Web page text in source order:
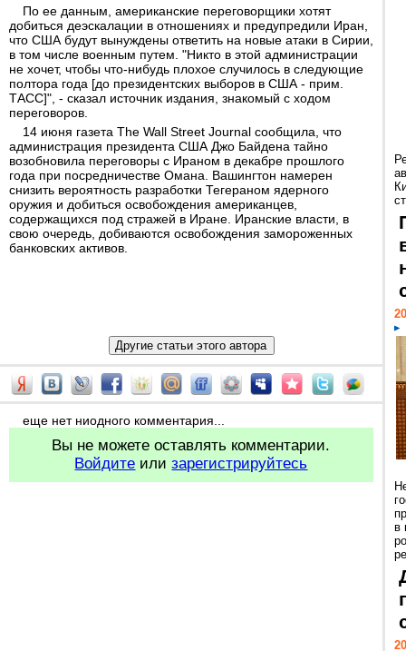
По ее данным, американские переговорщики хотят
добиться деэскалации в отношениях и предупредили Иран,
что США будут вынуждены ответить на новые атаки в Сирии,
в том числе военным путем. "Никто в этой администрации
не хочет, чтобы что-нибудь плохое случилось в следующие
полтора года [до президентских выборов в США - прим.
ТАСС]", - сказал источник издания, знакомый с ходом
переговоров.
14 июня газета The Wall Street Journal сообщила, что
администрация президента США Джо Байдена тайно
возобновила переговоры с Ираном в декабре прошлого
года при посредничестве Омана. Вашингтон намерен
снизить вероятность разработки Тегераном ядерного
оружия и добиться освобождения американцев,
содержащихся под стражей в Иране. Иранские власти, в
свою очередь, добиваются освобождения замороженных
банковских активов.
еще нет ниодного комментария...
Вы не можете оставлять комментарии.
Войдите илизарегистрируйтесь
в